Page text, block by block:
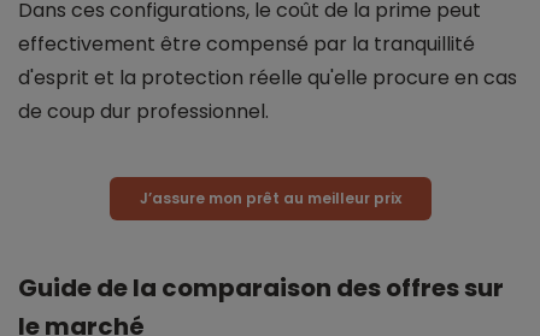
Dans ces configurations, le coût de la prime peut
effectivement être compensé par la tranquillité
d'esprit et la protection réelle qu'elle procure en cas
de coup dur professionnel.
J’assure mon prêt au meilleur prix
Guide de la comparaison des offres sur
le marché